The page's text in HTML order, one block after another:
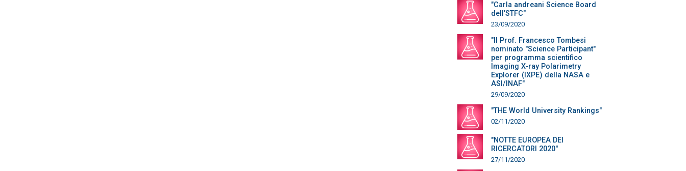
"Carla andreani Science Board
dell’STFC"
23/09/2020
"Il Prof. Francesco Tombesi
nominato "Science Participant"
per programma scientifico
Imaging X-ray Polarimetry
Explorer (IXPE) della NASA e
ASI/INAF"
29/09/2020
"THE World University Rankings"
02/11/2020
"NOTTE EUROPEA DEI
RICERCATORI 2020"
27/11/2020